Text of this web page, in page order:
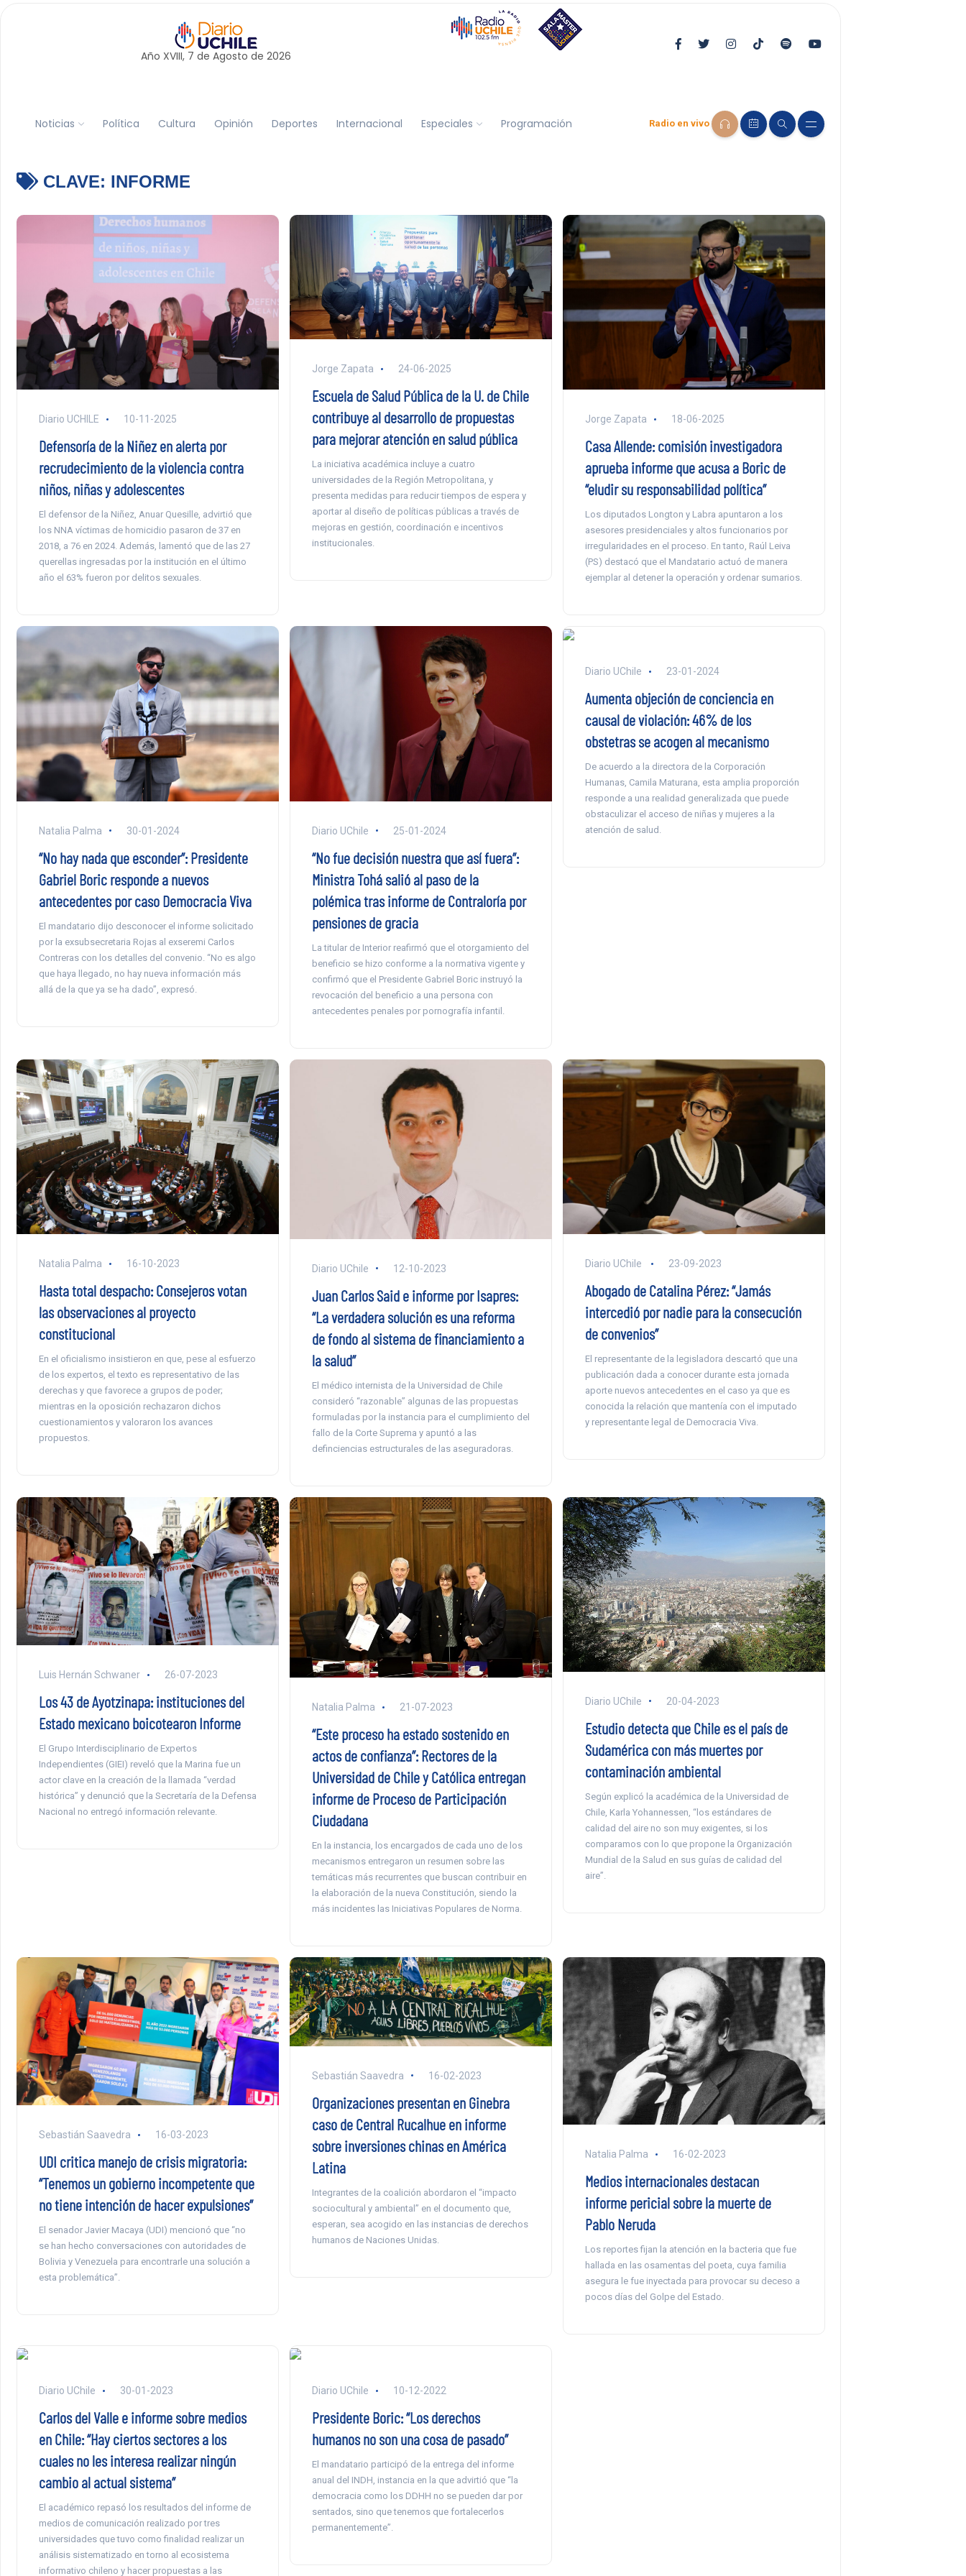
Año XVIII, 7 de Agosto de 2026
Noticias Política Cultura Opinión Deportes Internacional Especiales Programación Radio en vivo
CLAVE: INFORME
Diario UCHILE 10-11-2025
Defensoría de la Niñez en alerta por
recrudecimiento de la violencia contra
niños, niñas y adolescentes
El defensor de la Niñez, Anuar Quesille, advirtió que
los NNA víctimas de homicidio pasaron de 37 en
2018, a 76 en 2024. Además, lamentó que de las 27
querellas ingresadas por la institución en el último
año el 63% fueron por delitos sexuales.
Jorge Zapata 24-06-2025
Escuela de Salud Pública de la U. de Chile
contribuye al desarrollo de propuestas
para mejorar atención en salud pública
La iniciativa académica incluye a cuatro
universidades de la Región Metropolitana, y
presenta medidas para reducir tiempos de espera y
aportar al diseño de políticas públicas a través de
mejoras en gestión, coordinación e incentivos
institucionales.
Jorge Zapata 18-06-2025
Casa Allende: comisión investigadora
aprueba informe que acusa a Boric de
“eludir su responsabilidad política”
Los diputados Longton y Labra apuntaron a los
asesores presidenciales y altos funcionarios por
irregularidades en el proceso. En tanto, Raúl Leiva
(PS) destacó que el Mandatario actuó de manera
ejemplar al detener la operación y ordenar sumarios.
Natalia Palma 30-01-2024
“No hay nada que esconder”: Presidente
Gabriel Boric responde a nuevos
antecedentes por caso Democracia Viva
El mandatario dijo desconocer el informe solicitado
por la exsubsecretaria Rojas al exseremi Carlos
Contreras con los detalles del convenio. “No es algo
que haya llegado, no hay nueva información más
allá de la que ya se ha dado”, expresó.
Diario UChile 25-01-2024
“No fue decisión nuestra que así fuera”:
Ministra Tohá salió al paso de la
polémica tras informe de Contraloría por
pensiones de gracia
La titular de Interior reafirmó que el otorgamiento del
beneficio se hizo conforme a la normativa vigente y
confirmó que el Presidente Gabriel Boric instruyó la
revocación del beneficio a una persona con
antecedentes penales por pornografía infantil.
Diario UChile 23-01-2024
Aumenta objeción de conciencia en
causal de violación: 46% de los
obstetras se acogen al mecanismo
De acuerdo a la directora de la Corporación
Humanas, Camila Maturana, esta amplia proporción
responde a una realidad generalizada que puede
obstaculizar el acceso de niñas y mujeres a la
atención de salud.
Natalia Palma 16-10-2023
Hasta total despacho: Consejeros votan
las observaciones al proyecto
constitucional
En el oficialismo insistieron en que, pese al esfuerzo
de los expertos, el texto es representativo de las
derechas y que favorece a grupos de poder;
mientras en la oposición rechazaron dichos
cuestionamientos y valoraron los avances
propuestos.
Diario UChile 12-10-2023
Juan Carlos Said e informe por Isapres:
“La verdadera solución es una reforma
de fondo al sistema de financiamiento a
la salud”
El médico internista de la Universidad de Chile
consideró “razonable” algunas de las propuestas
formuladas por la instancia para el cumplimiento del
fallo de la Corte Suprema y apuntó a las
definciencias estructurales de las aseguradoras.
Diario UChile 23-09-2023
Abogado de Catalina Pérez: “Jamás
intercedió por nadie para la consecución
de convenios”
El representante de la legisladora descartó que una
publicación dada a conocer durante esta jornada
aporte nuevos antecedentes en el caso ya que es
conocida la relación que mantenía con el imputado
y representante legal de Democracia Viva.
Luis Hernán Schwaner 26-07-2023
Los 43 de Ayotzinapa: instituciones del
Estado mexicano boicotearon Informe
El Grupo Interdisciplinario de Expertos
Independientes (GIEI) reveló que la Marina fue un
actor clave en la creación de la llamada “verdad
histórica” y denunció que la Secretaría de la Defensa
Nacional no entregó información relevante.
Natalia Palma 21-07-2023
“Este proceso ha estado sostenido en
actos de confianza”: Rectores de la
Universidad de Chile y Católica entregan
informe de Proceso de Participación
Ciudadana
En la instancia, los encargados de cada uno de los
mecanismos entregaron un resumen sobre las
temáticas más recurrentes que buscan contribuir en
la elaboración de la nueva Constitución, siendo la
más incidentes las Iniciativas Populares de Norma.
Diario UChile 20-04-2023
Estudio detecta que Chile es el país de
Sudamérica con más muertes por
contaminación ambiental
Según explicó la académica de la Universidad de
Chile, Karla Yohannessen, “los estándares de
calidad del aire no son muy exigentes, si los
comparamos con lo que propone la Organización
Mundial de la Salud en sus guías de calidad del
aire”.
Sebastián Saavedra 16-03-2023
UDI critica manejo de crisis migratoria:
“Tenemos un gobierno incompetente que
no tiene intención de hacer expulsiones”
El senador Javier Macaya (UDI) mencionó que “no
se han hecho conversaciones con autoridades de
Bolivia y Venezuela para encontrarle una solución a
esta problemática”.
Sebastián Saavedra 16-02-2023
Organizaciones presentan en Ginebra
caso de Central Rucalhue en informe
sobre inversiones chinas en América
Latina
Integrantes de la coalición abordaron el “impacto
sociocultural y ambiental” en el documento que,
esperan, sea acogido en las instancias de derechos
humanos de Naciones Unidas.
Natalia Palma 16-02-2023
Medios internacionales destacan
informe pericial sobre la muerte de
Pablo Neruda
Los reportes fijan la atención en la bacteria que fue
hallada en las osamentas del poeta, cuya familia
asegura le fue inyectada para provocar su deceso a
pocos días del Golpe del Estado.
Diario UChile 30-01-2023
Carlos del Valle e informe sobre medios
en Chile: “Hay ciertos sectores a los
cuales no les interesa realizar ningún
cambio al actual sistema”
El académico repasó los resultados del informe de
medios de comunicación realizado por tres
universidades que tuvo como finalidad realizar un
análisis sistematizado en torno al ecosistema
informativo chileno y hacer propuestas a las
Diario UChile 10-12-2022
Presidente Boric: “Los derechos
humanos no son una cosa de pasado”
El mandatario participó de la entrega del informe
anual del INDH, instancia en la que advirtió que “la
democracia como los DDHH no se pueden dar por
sentados, sino que tenemos que fortalecerlos
permanentemente”.